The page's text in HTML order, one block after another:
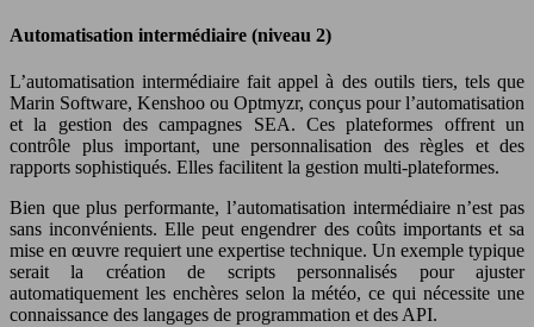
Automatisation intermédiaire (niveau 2)
L’automatisation intermédiaire fait appel à des outils tiers, tels que
Marin Software, Kenshoo ou Optmyzr, conçus pour l’automatisation
et la gestion des campagnes SEA. Ces plateformes offrent un
contrôle plus important, une personnalisation des règles et des
rapports sophistiqués. Elles facilitent la gestion multi-plateformes.
Bien que plus performante, l’automatisation intermédiaire n’est pas
sans inconvénients. Elle peut engendrer des coûts importants et sa
mise en œuvre requiert une expertise technique. Un exemple typique
serait la création de scripts personnalisés pour ajuster
automatiquement les enchères selon la météo, ce qui nécessite une
connaissance des langages de programmation et des API.